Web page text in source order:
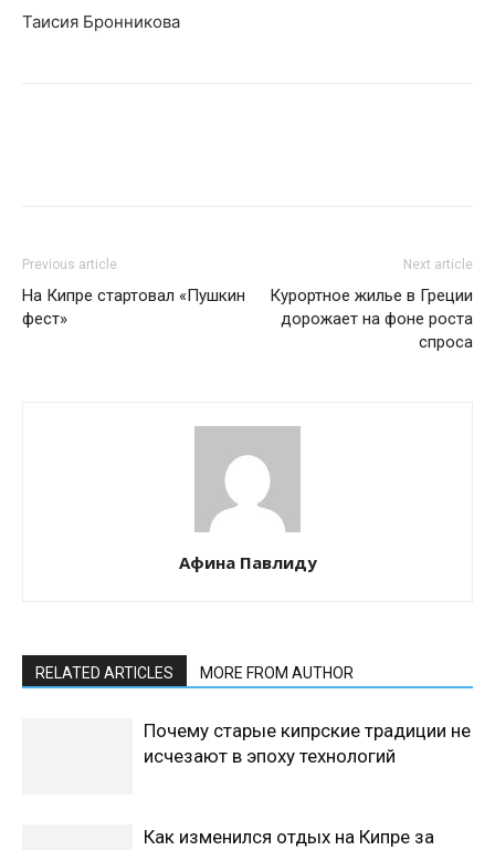
Таисия Бронникова
Previous article
На Кипре стартовал «Пушкин
фест»
Next article
Курортное жилье в Греции
дорожает на фоне роста
спроса
Афина Павлиду
RELATED ARTICLES MORE FROM AUTHOR
Почему старые кипрские традиции не
исчезают в эпоху технологий
Как изменился отдых на Кипре за